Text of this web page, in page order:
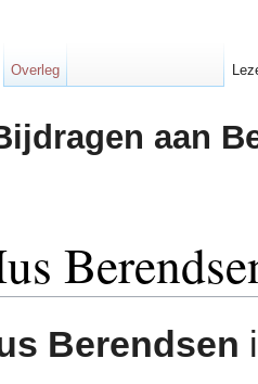
aan
Berendsen
Overleg